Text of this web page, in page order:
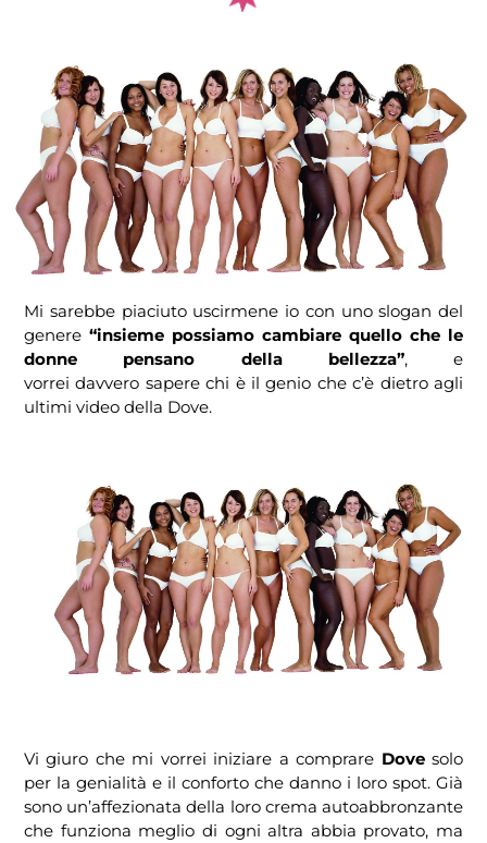
Mi sarebbe piaciuto uscirmene io con uno slogan del
genere “insieme possiamo cambiare quello che le
donne pensano della bellezza”, e
vorrei davvero sapere chi è il genio che c’è dietro agli
ultimi video della Dove.
Vi giuro che mi vorrei iniziare a comprare Dovesolo
per la genialità e il conforto che danno i loro spot. Già
sono un’affezionata della loro crema autoabbronzante
che funziona meglio di ogni altra abbia provato, ma